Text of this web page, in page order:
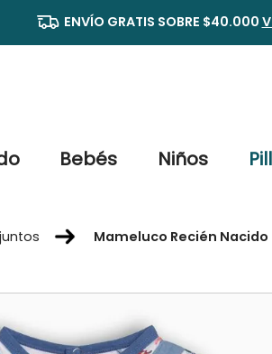
ENVÍO GRATIS SOBRE $40.000
Bebés Niños
Mameluco Recién
1
buzo
4.
poleron
7.
vestidos